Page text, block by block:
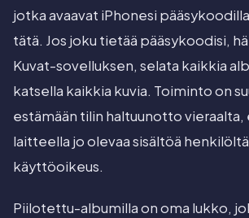
jotka avaavat iPhonesi
tätä. Jos joku tietää pääsykoodisi,
Kuvat-sovelluksen, selata kaikkia
katsella kaikkia kuvia. Toiminto on
estämään tilin haltuunotto vieraalta,
laitteella jo olevaa sisältöä
käyttöoikeus.
Piilotettu-albumilla on oma lukko,